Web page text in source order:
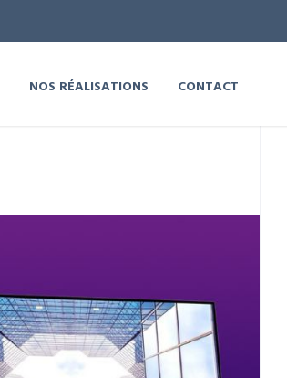
NOS RÉALISATIONS CONTACT